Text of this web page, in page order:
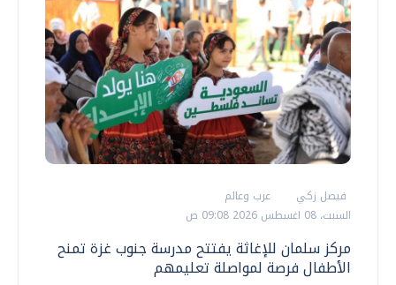
فيصل زكي
عرب وعالم
السبت، 08 اغسطس 2026 09:08 ص
مركز سلمان للإغاثة يفتتح مدرسة جنوب غزة تمنح
الأطفال فرصة لمواصلة تعليمهم